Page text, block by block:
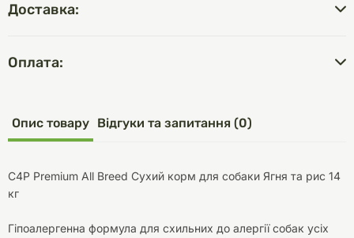
Доставка:
Оплата:
Опис товару Відгуки та запитання (0)
C4P Premium All Breed Сухий корм для собаки Ягня та рис 14
кг
Гіпоалергенна формула для схильних до алергії собак усіх